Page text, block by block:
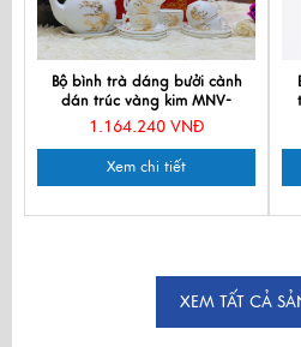
Bộ bình trà dáng bưởi cành
dán trúc vàng kim MNV-
HBT1223-1
1.164.240 VNĐ
Xem chi tiết
XEM TẤT CẢ